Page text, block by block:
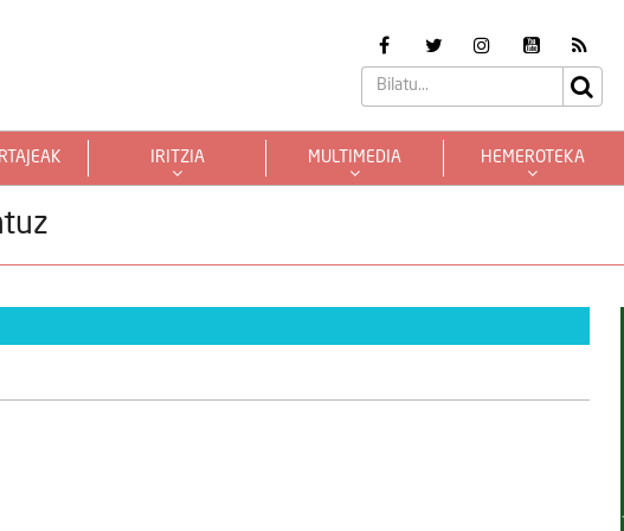
IRITZIA MULTIMEDIA HEMEROTEKA